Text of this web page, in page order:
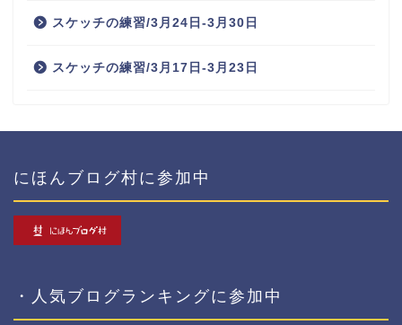
スケッチの練習/3月24日-3月30日
スケッチの練習/3月17日-3月23日
にほんブログ村に参加中
・人気ブログランキングに参加中